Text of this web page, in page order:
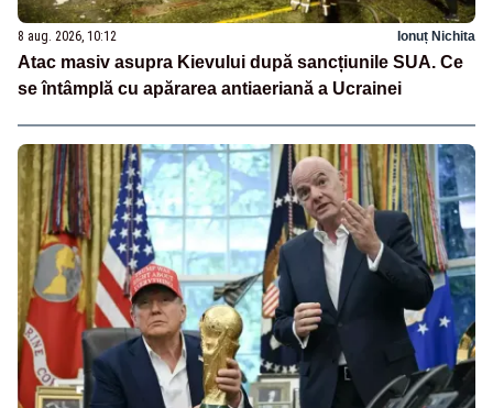
8 aug. 2026, 10:12 Ionuț Nichita
Atac masiv asupra Kievului după sancțiunile SUA. Ce
se întâmplă cu apărarea antiaeriană a Ucrainei